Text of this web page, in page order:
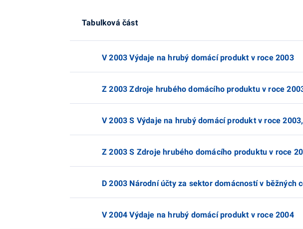
Tabulková část
V 2003 Výdaje na hrubý domácí produkt v roce 2003
Z 2003 Zdroje hrubého domácího produktu v roce
V 2003 S Výdaje na hrubý domácí produkt v roce
Z 2003 S Zdroje hrubého domácího produktu v roce
D 2003 Národní účty za sektor domácností v běžných
V 2004 Výdaje na hrubý domácí produkt v roce 2004